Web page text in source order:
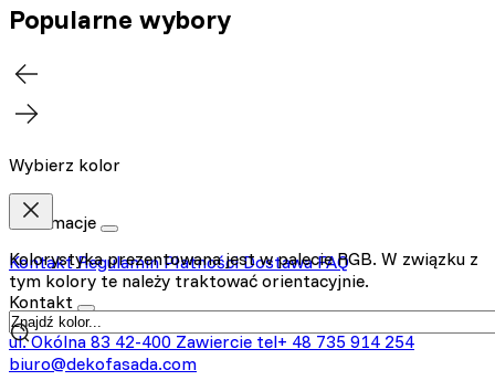
Popularne wybory
Wybierz kolor
Kolorystyka prezentowana jest w palecie RGB. W związku z
tym kolory te należy traktować orientacyjnie.
Informacje
KontaktRegulaminPłatnościDostawaFAQ
Kontakt
ul. Okólna 83 42-400 Zawiercie tel+ 48 735 914 254
biuro@dekofasada.com